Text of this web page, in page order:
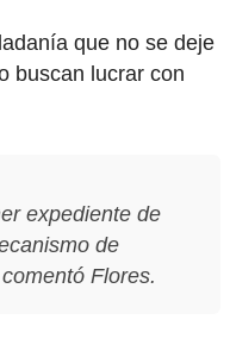
que no se deje
buscan lucrar con
expediente de
de
Flores.